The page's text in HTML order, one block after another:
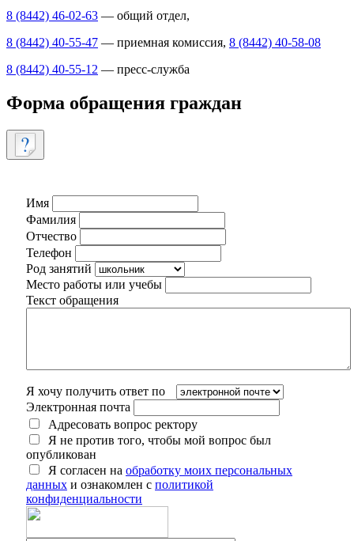
8 (8442) 46-02-63 — общий отдел,
8 (8442) 40-55-47 — приемная комиссия, 8 (8442) 40-58-08
8 (8442) 40-55-12 — пресс-служба
Форма обращения граждан
Имя
Фамилия
Отчество
Телефон
Род занятий
Место работы или учебы
Текст обращения
Я хочу получить ответ по
Электронная почта
Адресовать вопрос ректору
Я не против того, чтобы мой вопрос был
опубликован
Я согласен на обработку моих персональных
данных и ознакомлен с политикой
конфиденциальности